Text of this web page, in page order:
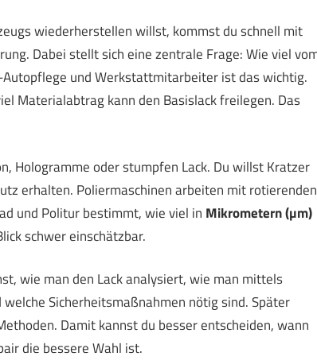
wiederherstellen willst, kommst du schnell mit
Dabei stellt sich eine zentrale Frage: Wie viel
und Werkstattmitarbeiter ist das wichtig.
Materialabtrag kann den Basislack freilegen. Das
Hologramme oder stumpfen Lack. Du willst Kratzer
erhalten. Poliermaschinen arbeiten mit rotierenden
und Politur bestimmt, wie viel in Mikrometern (µm)
schwer einschätzbar.
wie man den Lack analysiert, wie man mittels
Sicherheitsmaßnahmen nötig sind. Später
Damit kannst du besser entscheiden, wann
die bessere Wahl ist.